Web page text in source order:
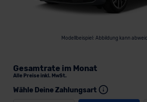
Modellbeispiel: Abbildung kann
Wähle Deine Zahlungsart
Gesamtrate im Monat
Alle Preise inkl. MwSt.